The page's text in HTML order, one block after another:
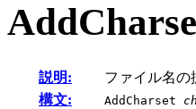
説明:
ファイル名の
構文:
AddCharset